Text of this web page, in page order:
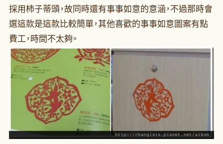
採用柿子蒂頭，故同時還有事事如意的意涵，不過那時會
選這款是這款比較簡單，其他喜歡的事事如意圖案有點
費工，時間不太夠。